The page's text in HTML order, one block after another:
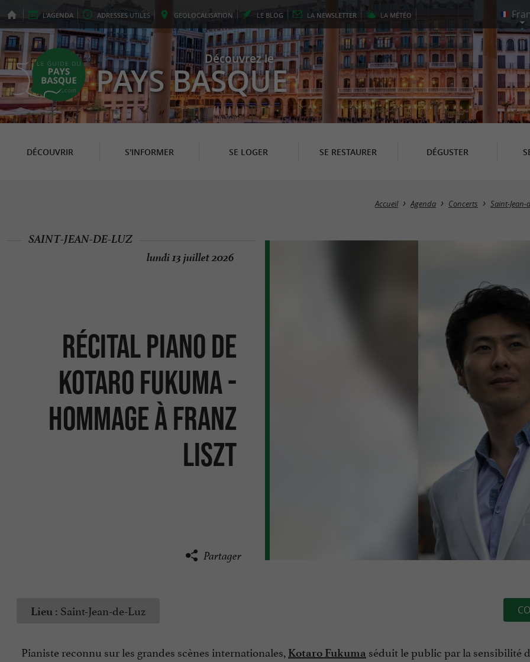
L'AGENDA ADRESSES UTILES GEOLOCALISATION LE BLOG LA NEWSLETTER LA MÉTÉO
Découvrez le
PAYS BASQUE
DÉCOUVRIR S'INFORMER SE LOGER SE RESTAURER DÉGUSTER
Accueil Agenda Concerts Saint-Jean-
Récital piano de
Kotaro Fukuma -
Hommage à Franz
Liszt
SAINT-JEAN-DE-LUZ
lundi 13 juillet 2026
Partager
Lieu : Saint-Jean-de-Luz
Pianiste reconnu sur les grandes scènes internationales, Kotaro Fukuma séduit le public par la sensibilité